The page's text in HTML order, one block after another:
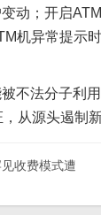
变动；开启
机异常提示
不法分子利
从源头遏制新
收费模式遭